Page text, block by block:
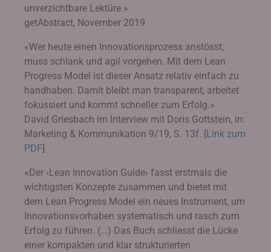
unverzichtbare Lektüre.»
getAbstract, November 2019
«Wer heute einen Innovationsprozess anstösst,
muss schlank und agil vorgehen. Mit dem Lean
Progress Model ist dieser Ansatz relativ einfach zu
handhaben. Damit bleibt man transparent, arbeitet
fokussiert und kommt schneller zum Erfolg.»
David Griesbach im Interview mit Doris Gottstein, in:
Marketing & Kommunikation 9/19, S. 13f. [Link zum
PDF]
«Der ‹Lean Innovation Guide› fasst erstmals die
wichtigsten Konzepte zusammen und bietet mit
dem Lean Progress Model ein neues Instrument, um
Innovationsvorhaben systematisch und rasch zum
Erfolg zu führen. (...) Das Buch schliesst die Lücke
einer kompakten und klar strukturierten